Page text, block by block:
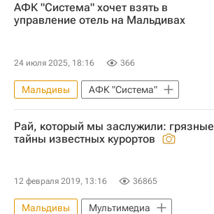
АФК "Система" хочет взять в
управление отель на Мальдивах
24 июля 2025, 18:16 366
Мальдивы АФК "Система"
Рай, который мы заслужили: грязные
тайны известных курортов
12 февраля 2019, 13:16 36865
Мальдивы
Мультимедиа